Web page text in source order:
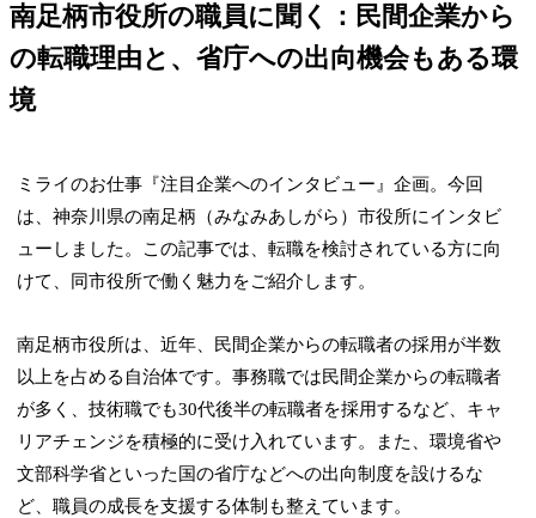
南足柄市役所の職員に聞く：民間企業から
の転職理由と、省庁への出向機会もある環
境
ミライのお仕事『注目企業へのインタビュー』企画。今回
は、神奈川県の南足柄（みなみあしがら）市役所にインタビ
ューしました。この記事では、転職を検討されている方に向
けて、同市役所で働く魅力をご紹介します。
南足柄市役所は、近年、民間企業からの転職者の採用が半数
以上を占める自治体です。事務職では民間企業からの転職者
が多く、技術職でも30代後半の転職者を採用するなど、キャ
リアチェンジを積極的に受け入れています。また、環境省や
文部科学省といった国の省庁などへの出向制度を設けるな
ど、職員の成長を支援する体制も整えています。